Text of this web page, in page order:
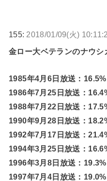
155: 2018/01/09(火)
金ロー大ベテランのナウシ
1985年4月6日放送：16.5%
1986年7月25日放送：
1988年7月22日放送：
1990年9月28日放送：
1992年7月17日放送：
1994年3月25日放送：
1996年3月8日放送：19.3%
1997年7月4日放送：19.0%